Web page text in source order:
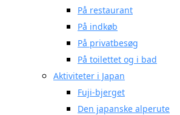
På restaurant
På indkøb
På privatbesøg
På toilettet og i bad
Aktiviteter i Japan
Fuji-bjerget
Den japanske alperute